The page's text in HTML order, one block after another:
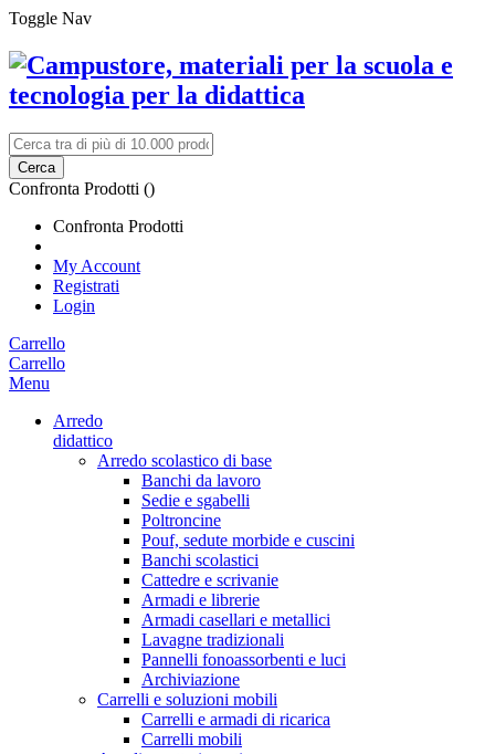
Toggle Nav
Cerca
Confronta Prodotti ()
Confronta Prodotti
My Account
Registrati
Login
Carrello
Carrello
Menu
Arredo
didattico
Arredo scolastico di base
Banchi da lavoro
Sedie e sgabelli
Poltroncine
Pouf, sedute morbide e cuscini
Banchi scolastici
Cattedre e scrivanie
Armadi e librerie
Armadi casellari e metallici
Lavagne tradizionali
Pannelli fonoassorbenti e luci
Archiviazione
Carrelli e soluzioni mobili
Carrelli e armadi di ricarica
Carrelli mobili